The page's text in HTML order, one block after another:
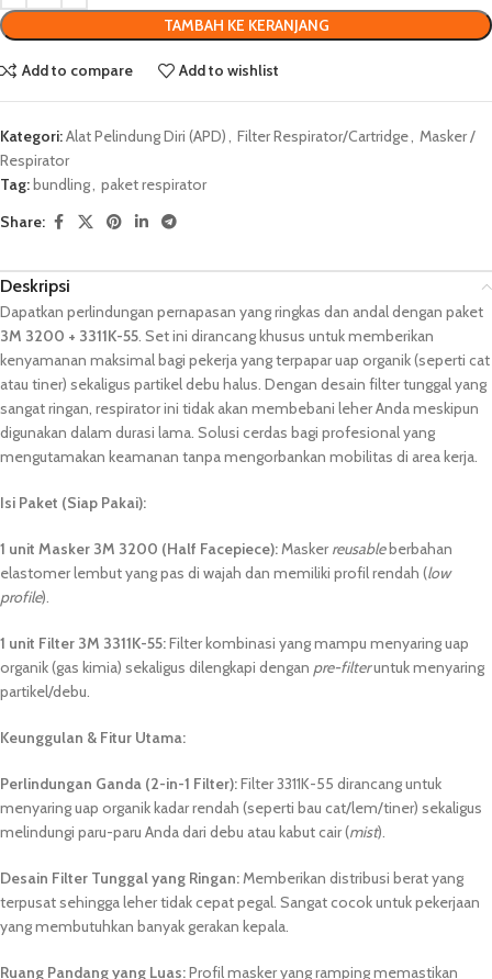
TAMBAH KE KERANJANG
Add to compare Add to wishlist
Kategori:Alat Pelindung Diri (APD), Filter Respirator/Cartridge, Masker /
Respirator
Tag:bundling, paket respirator
Share:
Deskripsi
Dapatkan perlindungan pernapasan yang ringkas dan andal dengan paket
3M 3200 + 3311K-55. Set ini dirancang khusus untuk memberikan
kenyamanan maksimal bagi pekerja yang terpapar uap organik (seperti cat
atau tiner) sekaligus partikel debu halus. Dengan desain filter tunggal yang
sangat ringan, respirator ini tidak akan membebani leher Anda meskipun
digunakan dalam durasi lama. Solusi cerdas bagi profesional yang
mengutamakan keamanan tanpa mengorbankan mobilitas di area kerja.
Isi Paket (Siap Pakai):
1 unit Masker 3M 3200 (Half Facepiece):Maskerreusableberbahan
elastomer lembut yang pas di wajah dan memiliki profil rendah (low
profile).
1 unit Filter 3M 3311K-55:Filter kombinasi yang mampu menyaring uap
organik (gas kimia) sekaligus dilengkapi dengan pre-filteruntuk menyaring
partikel/debu.
Keunggulan & Fitur Utama:
Perlindungan Ganda (2-in-1 Filter):Filter 3311K-55 dirancang untuk
menyaring uap organik kadar rendah (seperti bau cat/lem/tiner) sekaligus
melindungi paru-paru Anda dari debu atau kabut cair (mist).
Desain Filter Tunggal yang Ringan:Memberikan distribusi berat yang
terpusat sehingga leher tidak cepat pegal. Sangat cocok untuk pekerjaan
yang membutuhkan banyak gerakan kepala.
Ruang Pandang yang Luas:Profil masker yang ramping memastikan